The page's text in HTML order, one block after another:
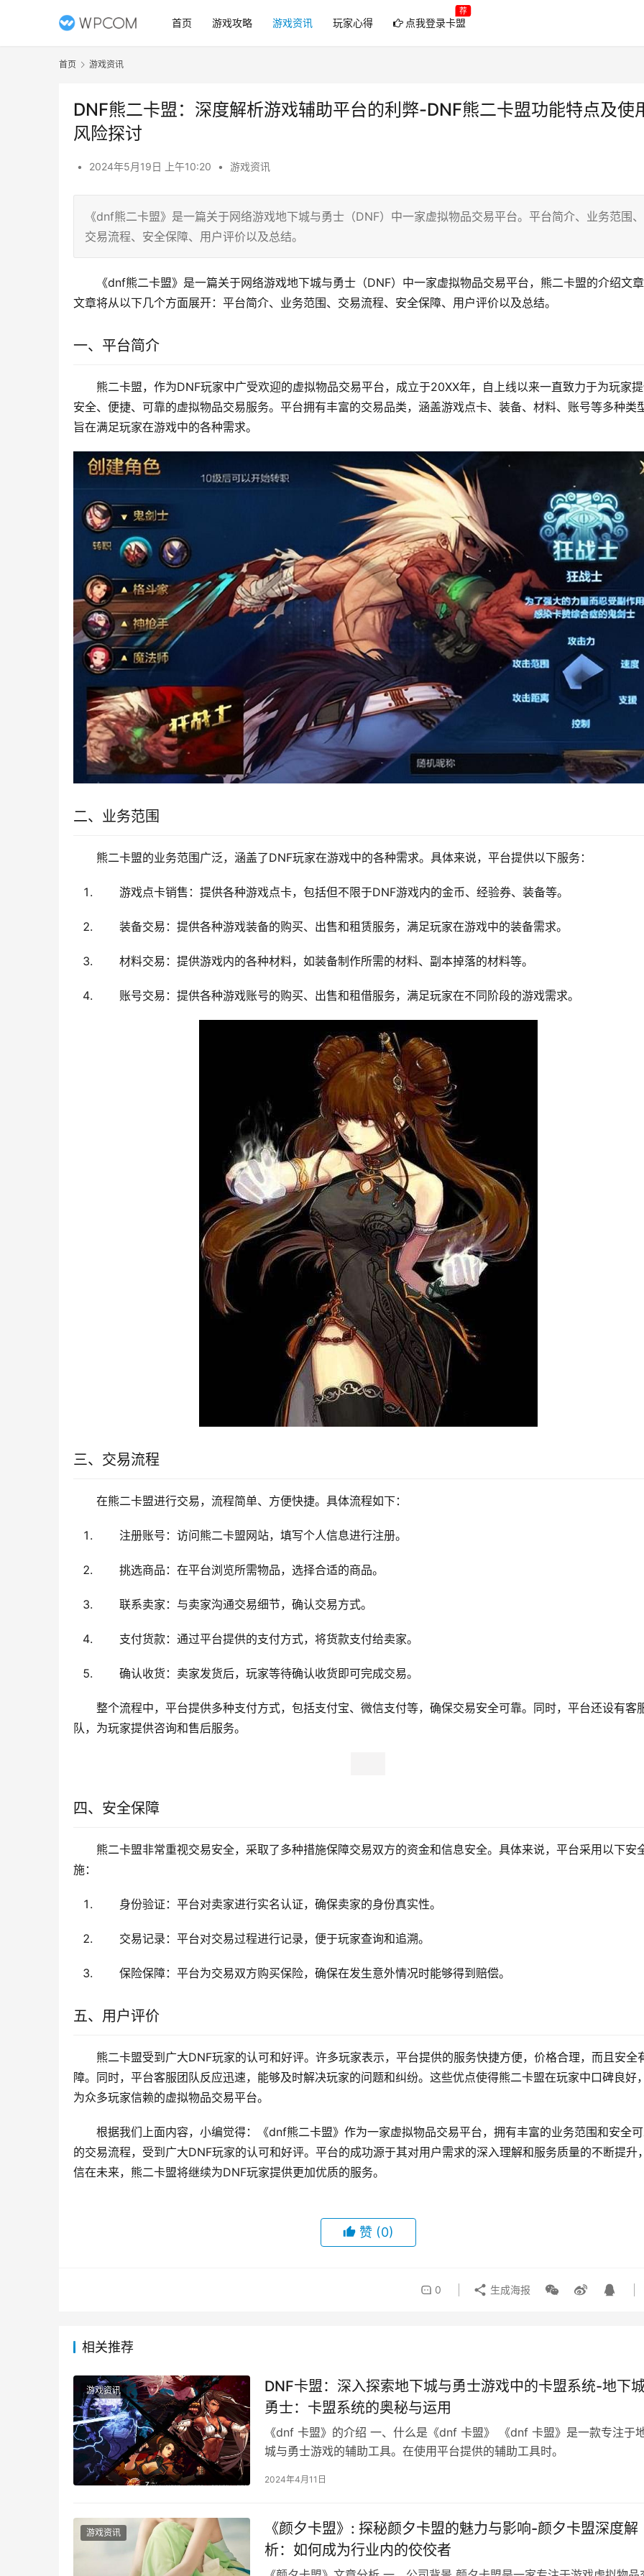
首页 游戏攻略 游戏资讯 玩家心得 点我登录卡盟
荐
首页 游戏资讯
DNF熊二卡盟：深度解析游戏辅助平台的利弊-DNF熊二卡盟功能特点及使
风险探讨
• 2024年5月19日 上午10:20 • 游戏资讯
《dnf熊二卡盟》是一篇关于网络游戏地下城与勇士（DNF）中一家虚拟物品交易平台。平台简介、业务范围、
交易流程、安全保障、用户评价以及总结。
《dnf熊二卡盟》是一篇关于网络游戏地下城与勇士（DNF）中一家虚拟物品交易平台，熊二卡盟的介绍文
文章将从以下几个方面展开：平台简介、业务范围、交易流程、安全保障、用户评价以及总结。
一、平台简介
熊二卡盟，作为DNF玩家中广受欢迎的虚拟物品交易平台，成立于20XX年，自上线以来一直致力于为玩家
安全、便捷、可靠的虚拟物品交易服务。平台拥有丰富的交易品类，涵盖游戏点卡、装备、材料、账号等多种类
旨在满足玩家在游戏中的各种需求。
二、业务范围
熊二卡盟的业务范围广泛，涵盖了DNF玩家在游戏中的各种需求。具体来说，平台提供以下服务：
游戏点卡销售：提供各种游戏点卡，包括但不限于DNF游戏内的金币、经验券、装备等。
装备交易：提供各种游戏装备的购买、出售和租赁服务，满足玩家在游戏中的装备需求。
材料交易：提供游戏内的各种材料，如装备制作所需的材料、副本掉落的材料等。
账号交易：提供各种游戏账号的购买、出售和租借服务，满足玩家在不同阶段的游戏需求。
三、交易流程
在熊二卡盟进行交易，流程简单、方便快捷。具体流程如下：
注册账号：访问熊二卡盟网站，填写个人信息进行注册。
挑选商品：在平台浏览所需物品，选择合适的商品。
联系卖家：与卖家沟通交易细节，确认交易方式。
支付货款：通过平台提供的支付方式，将货款支付给卖家。
确认收货：卖家发货后，玩家等待确认收货即可完成交易。
整个流程中，平台提供多种支付方式，包括支付宝、微信支付等，确保交易安全可靠。同时，平台还设有客
队，为玩家提供咨询和售后服务。
四、安全保障
熊二卡盟非常重视交易安全，采取了多种措施保障交易双方的资金和信息安全。具体来说，平台采用以下安
身份验证：平台对卖家进行实名认证，确保卖家的身份真实性。
保险保障：平台为交易双方购买保险，确保在发生意外情况时能够得到赔偿。
为众多玩家信赖的虚拟物品交易平台。
根据我们上面内容，小编觉得：《dnf熊二卡盟》作为一家虚拟物品交易平台，拥有丰富的业务范围和安全
的交易流程，受到广大DNF玩家的认可和好评。平台的成功源于其对用户需求的深入理解和服务质量的不断提升
信在未来，熊二卡盟将继续为DNF玩家提供更加优质的服务。
0 生成海报